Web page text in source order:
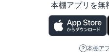
本棚アプリを無
本棚ア